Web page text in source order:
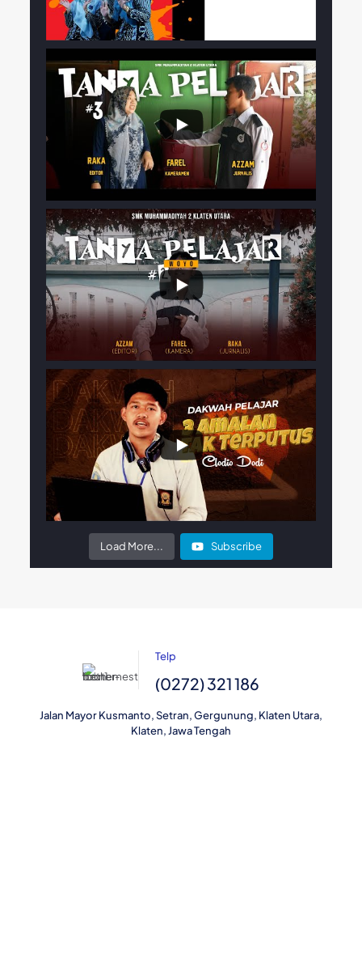
Load More... Subscribe
Telp
(0272) 321 186
Jalan Mayor Kusmanto, Setran, Gergunung, Klaten Utara,
Klaten, Jawa Tengah